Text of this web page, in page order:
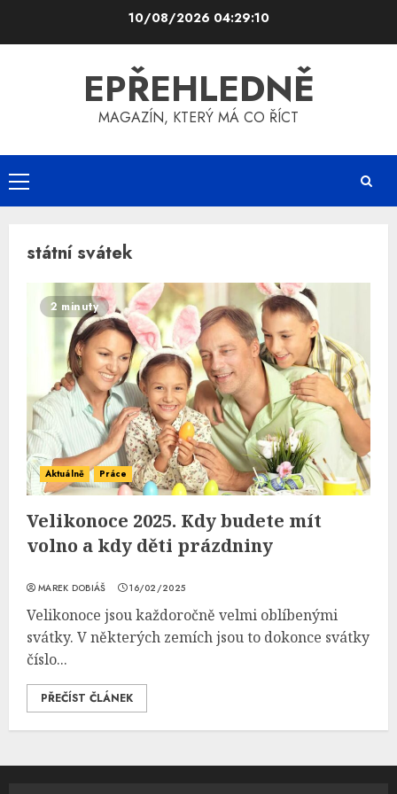
10/08/2026 04:29:10
EPŘEHLEDNĚ
MAGAZÍN, KTERÝ MÁ CO ŘÍCT
Primary
Menu
státní svátek
2 minuty
Aktuálně Práce
Velikonoce 2025. Kdy budete mít
volno a kdy děti prázdniny
MAREK DOBIÁŠ 16/02/2025
Velikonoce jsou každoročně velmi oblíbenými
svátky. V některých zemích jsou to dokonce svátky
číslo...
PŘEČÍST ČLÁNEK